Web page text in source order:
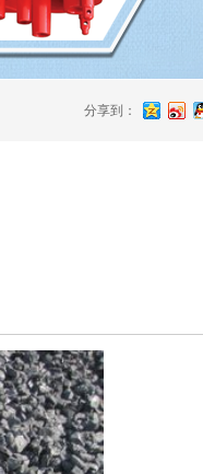
分享到：